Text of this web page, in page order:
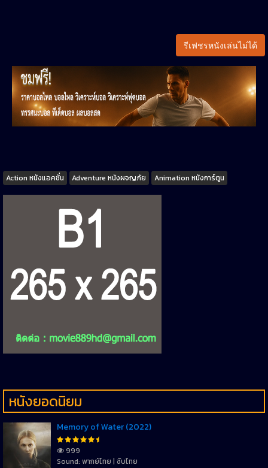
รีเฟชรหนังเล่นไม่ได้
Tags
Action หนังแอคชั่น Adventure หนังผจญภัย Animation หนังการ์ตูน
หนังยอดนิยม
Memory of Water (2022)
999
Sound: พากย์ไทย | ซับไทย